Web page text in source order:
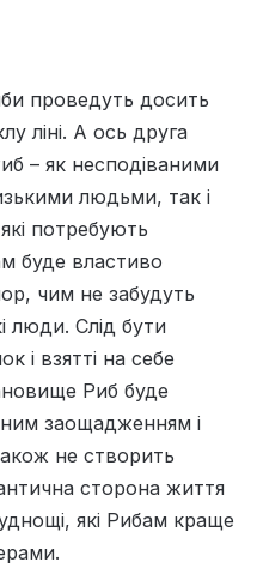
проведуть досить
ліні. А ось друга
– як несподіваними
людьми, так і
потребують
буде властиво
чим не забудуть
люди. Слід бути
і взятті на себе
Риб буде
заощадженням і
не створить
сторона життя
які Рибам краще